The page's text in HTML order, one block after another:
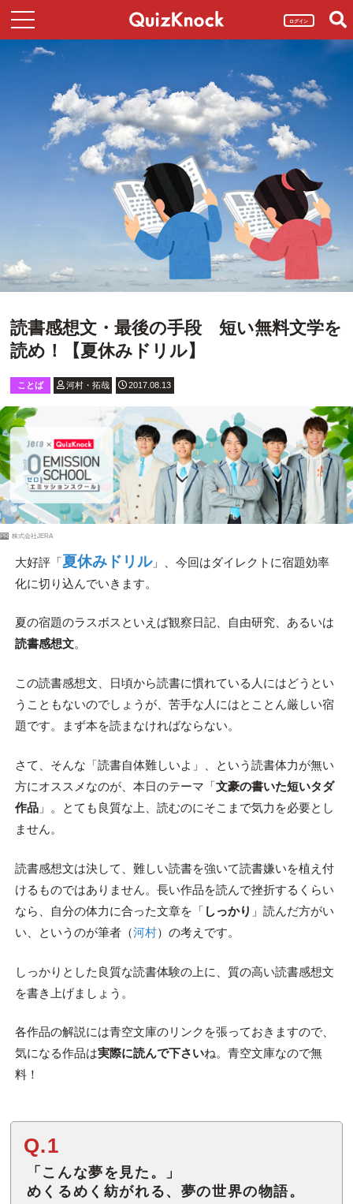
ログイン
読書感想文・最後の手段 短い無料文学を
読め！【夏休みドリル】
ことば 河村・拓哉 2017.08.13
PR 株式会社JERA
大好評「夏休みドリル」、今回はダイレクトに宿題効率
化に切り込んでいきます。
夏の宿題のラスボスといえば観察日記、自由研究、あるいは
読書感想文。
この読書感想文、日頃から読書に慣れている人にはどうとい
うこともないのでしょうが、苦手な人にはとことん厳しい宿
題です。まず本を読まなければならない。
さて、そんな「読書自体難しいよ」、という読書体力が無い
方にオススメなのが、本日のテーマ「文豪の書いた短いタダ
作品」。とても良質な上、読むのにそこまで気力を必要とし
ません。
読書感想文は決して、難しい読書を強いて読書嫌いを植え付
けるものではありません。長い作品を読んで挫折するくらい
なら、自分の体力に合った文章を「 しっかり 」読んだ方がい
い、というのが筆者（河村）の考えです。
しっかりとした良質な読書体験の上に、質の高い読書感想文
を書き上げましょう。
各作品の解説には青空文庫のリンクを張っておきますので、
気になる作品は実際に読んで下さいね。青空文庫なので無
料！
Q.1
「こんな夢を見た。」
めくるめく紡がれる、夢の世界の物語。